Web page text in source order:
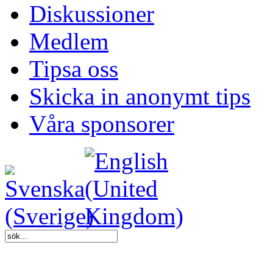
Diskussioner
Medlem
Tipsa oss
Skicka in anonymt tips
Våra sponsorer